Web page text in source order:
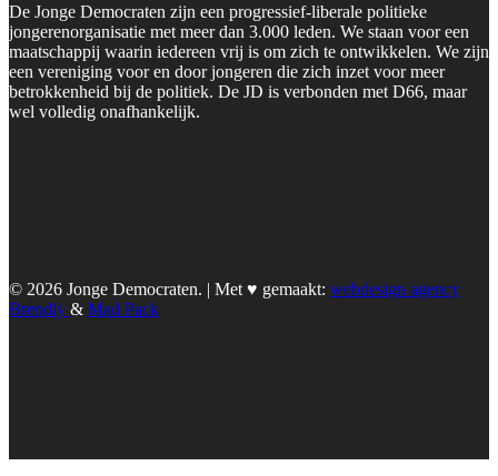
De Jonge Democraten zijn een progressief-liberale politieke
jongerenorganisatie met meer dan 3.000 leden. We staan voor een
maatschappij waarin iedereen vrij is om zich te ontwikkelen. We zijn
een vereniging voor en door jongeren die zich inzet voor meer
betrokkenheid bij de politiek. De JD is verbonden met D66, maar
wel volledig onafhankelijk.
© 2026 Jonge Democraten. | Met ♥︎ gemaakt: webdesign agency
Brendly & Mad Pack